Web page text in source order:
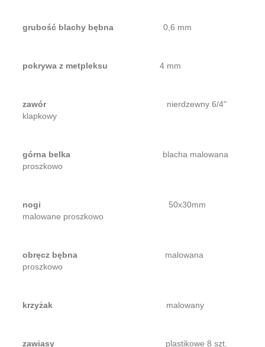
grubość blachy bębna 0,6 mm
pokrywa z metpleksu 4 mm
zawór nierdzewny 6/4"
klapkowy
górna belka blacha malowana
proszkowo
nogi 50x30mm
malowane proszkowo
obręcz bębna malowana
proszkowo
krzyżak malowany
zawiasy plastikowe 8 szt.